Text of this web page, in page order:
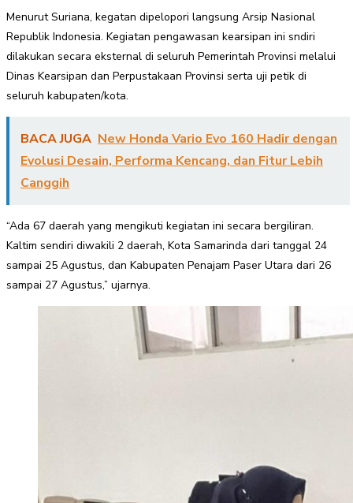
Menurut Suriana, kegatan dipelopori langsung Arsip Nasional
Republik Indonesia. Kegiatan pengawasan kearsipan ini sndiri
dilakukan secara eksternal di seluruh Pemerintah Provinsi melalui
Dinas Kearsipan dan Perpustakaan Provinsi serta uji petik di
seluruh kabupaten/kota.
BACA JUGA New Honda Vario Evo 160 Hadir dengan
Evolusi Desain, Performa Kencang, dan Fitur Lebih
Canggih
“Ada 67 daerah yang mengikuti kegiatan ini secara bergiliran.
Kaltim sendiri diwakili 2 daerah, Kota Samarinda dari tanggal 24
sampai 25 Agustus, dan Kabupaten Penajam Paser Utara dari 26
sampai 27 Agustus,” ujarnya.